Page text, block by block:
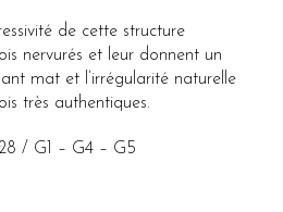
de cette structure
nervurés et leur donnent un
mat et l’irrégularité naturelle
très authentiques.
/ G1 – G4 – G5